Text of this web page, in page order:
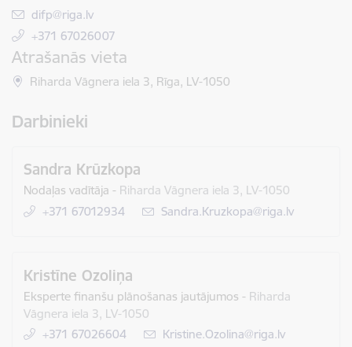
E-pasts:
difp@riga.lv
+371 67026007
Atrašanās vieta
Riharda Vāgnera iela 3, Rīga, LV-1050
Darbinieki
Sandra Krūzkopa
Nodaļas vadītāja - Riharda Vāgnera iela 3, LV-1050
+371 67012934
E-pasts:
Sandra.Kruzkopa@riga.lv
Kristīne Ozoliņa
Eksperte finanšu plānošanas jautājumos - Riharda
Vāgnera iela 3, LV-1050
+371 67026604
E-pasts:
Kristine.Ozolina@riga.lv